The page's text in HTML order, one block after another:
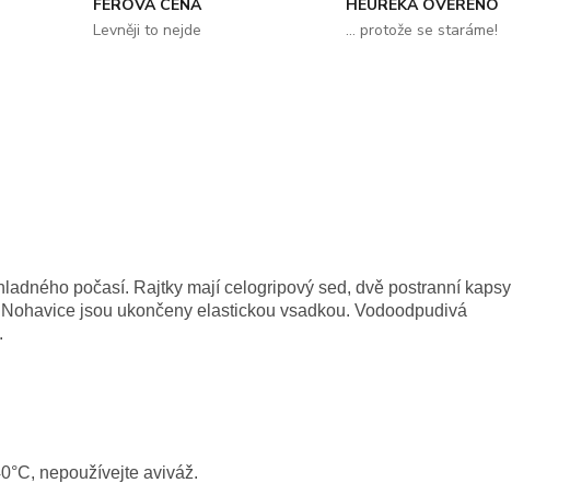
FÉROVÁ CENA
Levněji to nejde
HEUREKA OVĚŘENO
... protože se staráme!
počasí. Rajtky mají celogripový sed, dvě postranní kapsy
Nohavice jsou ukončeny elastickou vsadkou. Vodoodpudivá
nepoužívejte aviváž.